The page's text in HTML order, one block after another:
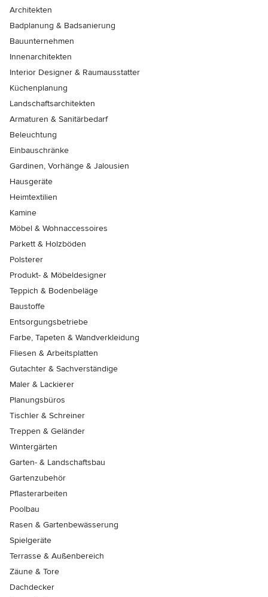
Architekten
Badplanung & Badsanierung
Bauunternehmen
Innenarchitekten
Interior Designer & Raumausstatter
Küchenplanung
Landschaftsarchitekten
Armaturen & Sanitärbedarf
Beleuchtung
Einbauschränke
Gardinen, Vorhänge & Jalousien
Hausgeräte
Heimtextilien
Kamine
Möbel & Wohnaccessoires
Parkett & Holzböden
Polsterer
Produkt- & Möbeldesigner
Teppich & Bodenbeläge
Baustoffe
Entsorgungsbetriebe
Farbe, Tapeten & Wandverkleidung
Fliesen & Arbeitsplatten
Gutachter & Sachverständige
Maler & Lackierer
Planungsbüros
Tischler & Schreiner
Treppen & Geländer
Wintergärten
Garten- & Landschaftsbau
Gartenzubehör
Pflasterarbeiten
Poolbau
Rasen & Gartenbewässerung
Spielgeräte
Terrasse & Außenbereich
Zäune & Tore
Dachdecker